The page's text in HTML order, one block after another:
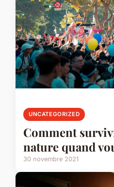
UNCATEGORIZED
Comment
nature quand
30 novembre 2021